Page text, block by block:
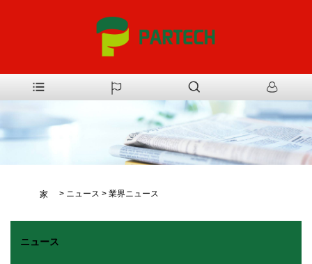
家 > ニュース > 業界ニュース
ニュース